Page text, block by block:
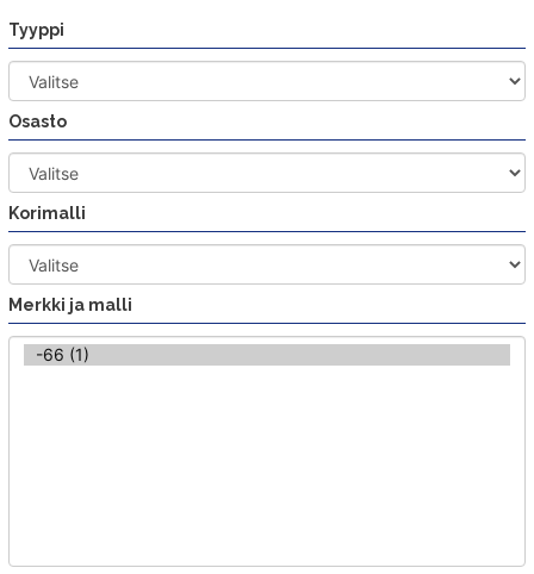
sisältöön
Tyyppi
Osasto
Korimalli
Merkki ja malli